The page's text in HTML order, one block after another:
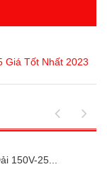
Giá Tốt Nhất 2023
150V-25...